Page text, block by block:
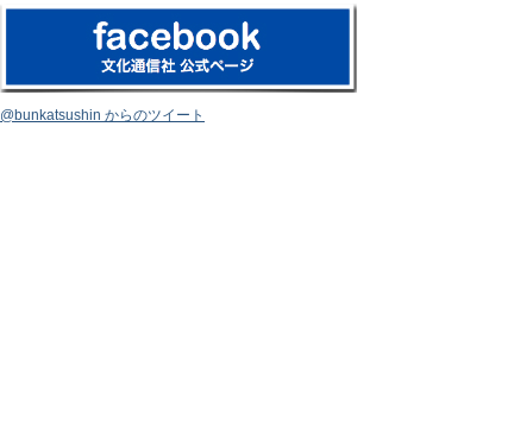
@bunkatsushin からのツイート